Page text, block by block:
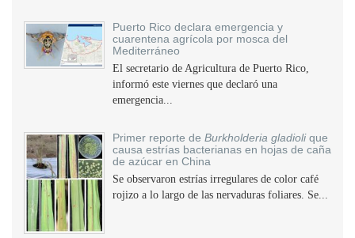
Puerto Rico declara emergencia y
cuarentena agrícola por mosca del
Mediterráneo
El secretario de Agricultura de Puerto Rico,
informó este viernes que declaró una
emergencia...
Primer reporte de Burkholderia gladiolique
causa estrías bacterianas en hojas de caña
de azúcar en China
Se observaron estrías irregulares de color café
rojizo a lo largo de las nervaduras foliares. Se...